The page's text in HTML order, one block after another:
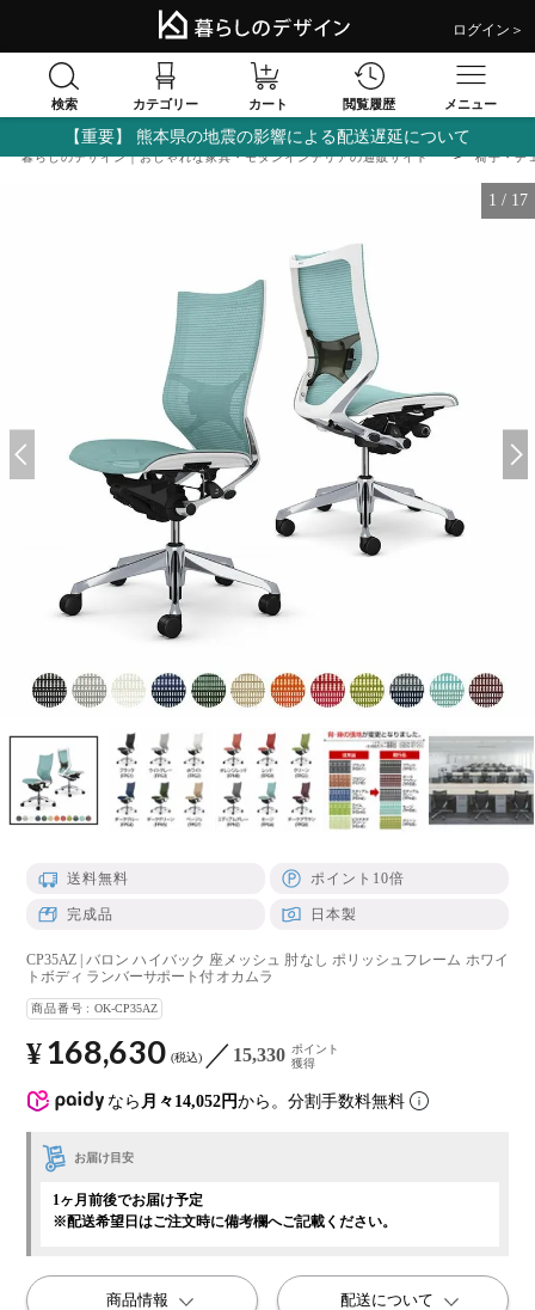
ログイン＞
検索 カテゴリー カート 閲覧履歴 メニュー
【重要】 熊本県の地震の影響による配送遅延について
暮らしのデザイン｜おしゃれな家具・モダンインテリアの通販サイト 椅子・チ
1 / 17
送料無料 ポイント10倍
完成品 日本製
CP35AZ | バロン ハイバック 座メッシュ 肘なし ポリッシュフレーム ホワイ
トボディ ランバーサポート付 オカムラ
商品番号 OK-CP35AZ
なら 月々14,052円から。分割手数料無料
¥ 168,630 税込 15,330 ポイント
獲得
お届け目安
1ヶ月前後でお届け予定
※配送希望日はご注文時に備考欄へご記載ください。
商品情報 配送について